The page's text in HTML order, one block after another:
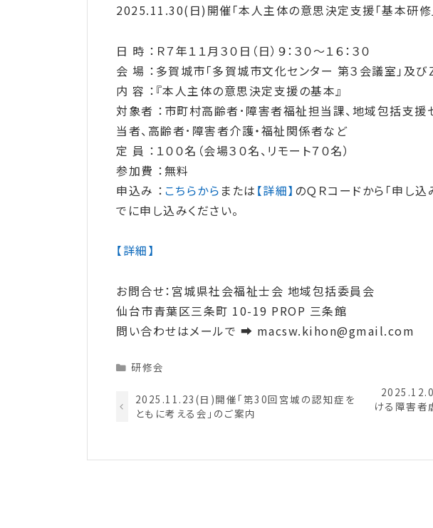
2025.11.30(日)開催「本人主体の意思決定支援「基本研修
日 時 ：Ｒ７年１１月３０日（日）９：３０～１６：３０
会 場 ：多賀城市「多賀城市文化センター 第３会議室」及び
内 容 ：『本人主体の意思決定支援の基本』
対象者 ：市町村高齢者･障害者福祉担当課、地域包括支援
当者、高齢者･障害者介護・福祉関係者など
定 員 ：１００名（会場３０名、リモート７０名）
参加費 ：無料
申込み ： こちらから または 【詳細】 のＱＲコードから「申し込
でに申し込みください。
【詳細】
お問合せ：宮城県社会福祉士会 地域包括委員会
仙台市青葉区三条町 10-19 PROP 三条館
問い合わせはメールで ➡ macsw.kihon@gmail.com
Categories
研修会
2025.11.23(日)開催「第30回宮城の認知症を
ともに考える会」のご案内
ける障害者